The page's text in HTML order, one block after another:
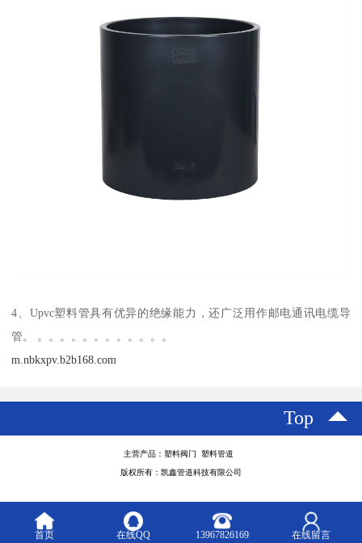
4、Upvc塑料管具有优异的绝缘能力，还广泛用作邮电通讯电缆导
管。 。。。。。。。。。。。。
m.nbkxpv.b2b168.com
Top
主营产品：塑料阀门 塑料管道
版权所有：凯鑫管道科技有限公司
首页 在线QQ 13967826169 在线留言